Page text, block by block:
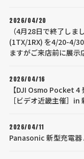
2026/04/20
（4月28日で終了し
(1TX/1RX) を4/20-4/
ますがご来店前に展示
2026/04/16
【DJI Osmo Pocket
［ビデオ近畿主催］
2026/04/11
Panasonic 新型充電器